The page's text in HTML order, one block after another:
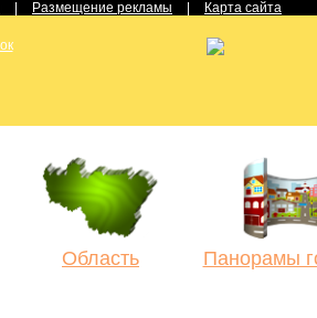
Размещение рекламы Карта сайта
Область Панорамы